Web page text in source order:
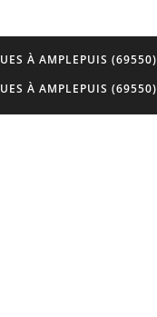
À AMPLEPUIS (69550)
À AMPLEPUIS (69550)